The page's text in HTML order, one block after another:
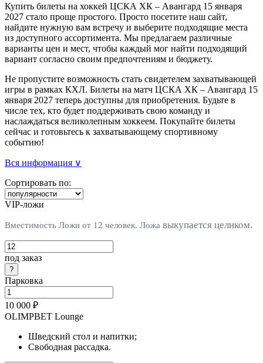
Купить билеты на хоккей ЦСКА ХК – Авангард 15 января
2027 стало проще простого. Просто посетите наш сайт,
найдите нужную вам встречу и выберите подходящие места
из доступного ассортимента. Мы предлагаем различные
варианты цен и мест, чтобы каждый мог найти подходящий
вариант согласно своим предпочтениям и бюджету.
Не пропустите возможность стать свидетелем захватывающей
игры в рамках КХЛ. Билеты на матч ЦСКА ХК – Авангард 15
января 2027 теперь доступны для приобретения. Будьте в
числе тех, кто будет поддерживать свою команду и
наслаждаться великолепным хоккеем. Покупайте билеты
сейчас и готовьтесь к захватывающему спортивному
событию!
Вся информация ∨
Сортировать по:
VIP-ложи
Вместимость Ложи от 12 человек. Ложа выкупается целиком.
под заказ
Парковка
10 000 ₽
OLIMPBET Lounge
Шведский стол и напитки;
Свободная рассадка.